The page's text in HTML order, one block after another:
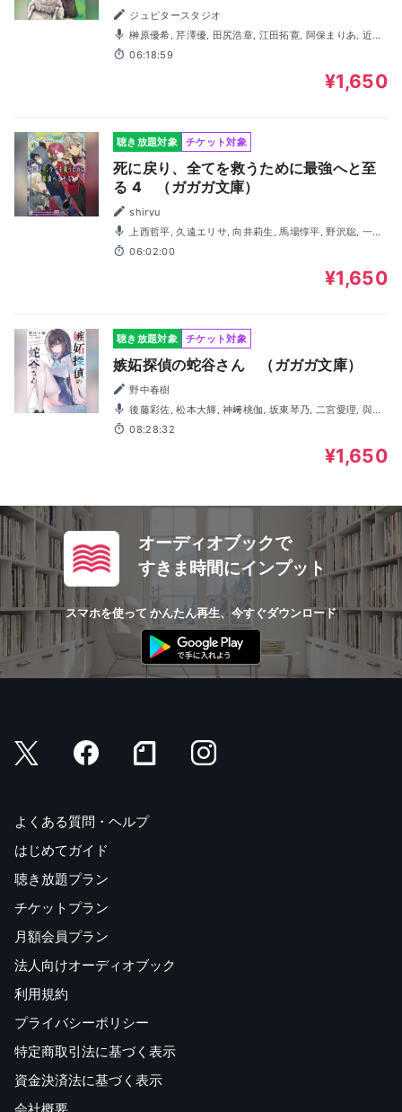
ジュピタースタジオ
榊原優希, 芹澤優, 田尻浩章, 江田拓寛, 阿保まりあ, 近衛
秀馬, 蒔村拓哉, 桑田直樹, 高野大河
06:18:59
¥1,650
聴き放題対象 チケット対象
死に戻り、全てを救うために最強へと至
る 4 （ガガガ文庫）
shiryu
上西哲平, 久遠エリサ, 向井莉生, 馬場惇平, 野沢聡, 一宮
麗, 高野大河, 神﨑桃伽, 狛丸莉子, 堂坂晃三
06:02:00
¥1,650
聴き放題対象 チケット対象
嫉妬探偵の蛇谷さん （ガガガ文庫）
野中春樹
後藤彩佐, 松本大輝, 神﨑桃伽, 坂東琴乃, 二宮愛理, 與那
覇拓樹, 安原滉太, 高野大河, 相田真花, 駒野絢渚
08:28:32
¥1,650
オーディオブックで
すきま時間にインプット
スマホを使って かんたん再生、今すぐダウンロード
よくある質問・ヘルプ
はじめてガイド
聴き放題プラン
チケットプラン
月額会員プラン
法人向けオーディオブック
利用規約
プライバシーポリシー
特定商取引法に基づく表示
資金決済法に基づく表示
会社概要